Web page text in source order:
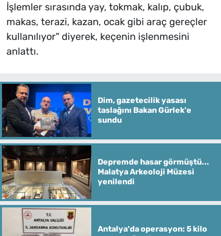
İşlemler sırasında yay, tokmak, kalıp, çubuk,
makas, terazi, kazan, ocak gibi araç gereçler
kullanılıyor" diyerek, keçenin işlenmesini
anlattı.
Dim, gazetecilik yasası
taslağını Bakan Gürlek'e
sundu
Depremde hasar görmüştü...
Malatya Arkeoloji Müzesi
yenilendi
Antalya'da operasyon: 5 kilo